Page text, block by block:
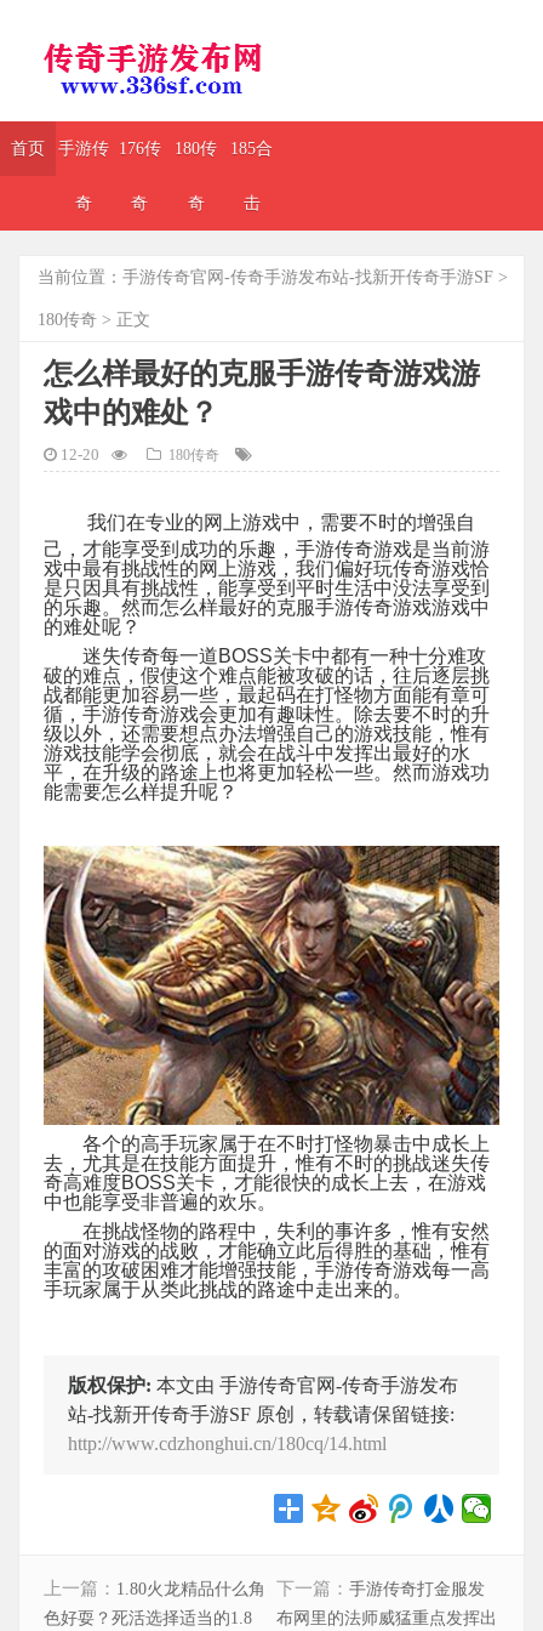
首页 手游传
奇
176传
奇
180传
奇
185合
击
当前位置： 手游传奇官网-传奇手游发布站-找新开传奇手游SF >
180传奇 > 正文
怎么样最好的克服手游传奇游戏游
戏中的难处？
12-20 180传奇
我们在专业的网上游戏中，需要不时的增强自
己，才能享受到成功的乐趣，手游传奇游戏是当前游
戏中最有挑战性的网上游戏，我们偏好玩传奇游戏恰
是只因具有挑战性，能享受到平时生活中没法享受到
的乐趣。然而怎么样最好的克服手游传奇游戏游戏中
的难处呢？
迷失传奇每一道BOSS关卡中都有一种十分难攻
破的难点，假使这个难点能被攻破的话，往后逐层挑
战都能更加容易一些，最起码在打怪物方面能有章可
循，手游传奇游戏会更加有趣味性。除去要不时的升
级以外，还需要想点办法增强自己的游戏技能，惟有
游戏技能学会彻底，就会在战斗中发挥出最好的水
平，在升级的路途上也将更加轻松一些。然而游戏功
能需要怎么样提升呢？
各个的高手玩家属于在不时打怪物暴击中成长上
去，尤其是在技能方面提升，惟有不时的挑战迷失传
奇高难度BOSS关卡，才能很快的成长上去，在游戏
中也能享受非普遍的欢乐。
在挑战怪物的路程中，失利的事许多，惟有安然
的面对游戏的战败，才能确立此后得胜的基础，惟有
丰富的攻破困难才能增强技能，手游传奇游戏每一高
手玩家属于从类此挑战的路途中走出来的。
版权保护: 本文由 手游传奇官网-传奇手游发布
站-找新开传奇手游SF 原创，转载请保留链接:
http://www.cdzhonghui.cn/180cq/14.html
上一篇： 1.80火龙精品什么角
色好耍？死活选择适当的1.8
下一篇： 手游传奇打金服发
布网里的法师威猛重点发挥出